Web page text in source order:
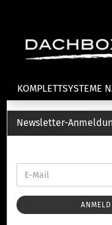
KOMPLETTSYSTEME
E-Bike Fahrradträger
Newsletter-